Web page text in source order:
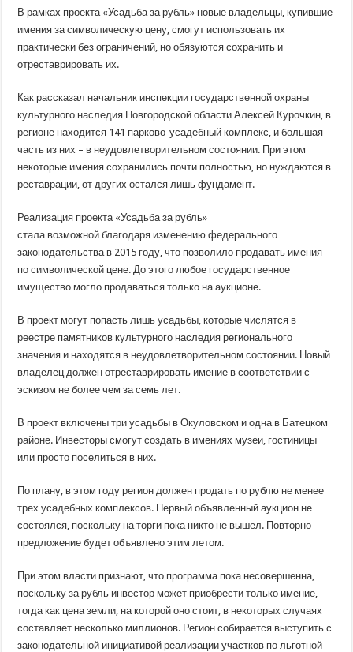
В рамках проекта «Усадьба за рубль» новые владельцы, купившие
имения за символическую цену, смогут использовать их
практически без ограничений, но обязуются сохранить и
отреставрировать их.
Как рассказал начальник инспекции государственной охраны
культурного наследия Новгородской области Алексей Курочкин, в
регионе находится 141 парково-усадебный комплекс, и большая
часть из них – в неудовлетворительном состоянии. При этом
некоторые имения сохранились почти полностью, но нуждаются в
реставрации, от других остался лишь фундамент.
Реализация проекта «Усадьба за рубль»
стала возможной благодаря изменению федерального
законодательства в 2015 году, что позволило продавать имения
по символической цене. До этого любое государственное
имущество могло продаваться только на аукционе.
В проект могут попасть лишь усадьбы, которые числятся в
реестре памятников культурного наследия регионального
значения и находятся в неудовлетворительном состоянии. Новый
владелец должен отреставрировать имение в соответствии с
эскизом не более чем за семь лет.
В проект включены три усадьбы в Окуловском и одна в Батецком
районе. Инвесторы смогут создать в имениях музеи, гостиницы
или просто поселиться в них.
По плану, в этом году регион должен продать по рублю не менее
трех усадебных комплексов. Первый объявленный аукцион не
состоялся, поскольку на торги пока никто не вышел. Повторно
предложение будет объявлено этим летом.
При этом власти признают, что программа пока несовершенна,
поскольку за рубль инвестор может приобрести только имение,
тогда как цена земли, на которой оно стоит, в некоторых случаях
составляет несколько миллионов. Регион собирается выступить с
законодательной инициативой реализации участков по льготной